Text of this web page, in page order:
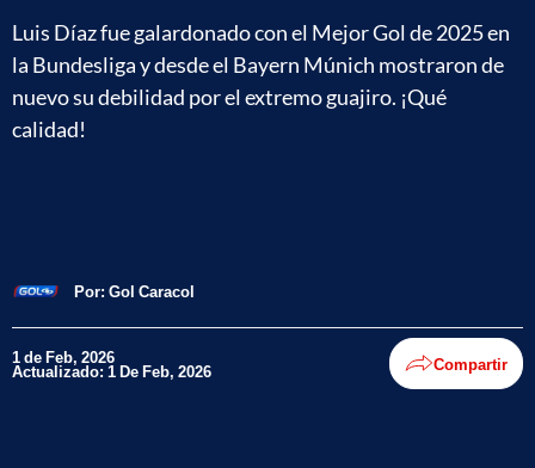
Luis Díaz fue galardonado con el Mejor Gol de 2025 en
la Bundesliga y desde el Bayern Múnich mostraron de
nuevo su debilidad por el extremo guajiro. ¡Qué
calidad!
Por: Gol Caracol
1 de Feb, 2026
Actualizado: 1 De Feb, 2026 Compartir